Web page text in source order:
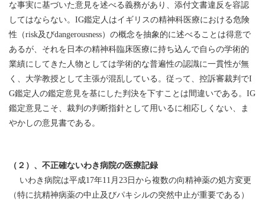
な事実に基づいた意見を述べる義務があり、添付文書違反を容認
してはならない。IG鑑定人はイギリスの精神科医療における危険
性（risk及びdangerousness）の概念を抽象的に述べることは得意で
あるが、それを日本の精神科臨床医療に持ち込んで自らの学術的
業績にしてきた人物としては学術的な普遍性の認識に一貫性が無
く、大学教授として主張が混乱している。従って、控訴審裁判でI
G鑑定人の鑑定意見を基にした判決を下すことは間違いである。IG
鑑定意見こそ、裁判の判断指針として用いるに相応しくない、ま
やかしの意見書である。
（２）、不正確ないわき病院の医療記録
いわき病院は平成17年11月23日から複数の向精神薬の処方変更
（特に抗精神病薬の中止及びパキシルの突然中止が重要である）